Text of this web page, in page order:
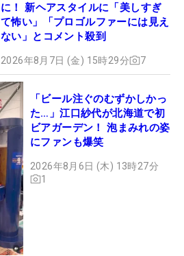
に！ 新ヘアスタイルに「美しすぎ
て怖い」「プロゴルファーには見え
ない」とコメント殺到
2026年8月7日 (金) 15時29分 7
「ビール注ぐのむずかしかっ
た…」江口紗代が北海道で初
ビアガーデン！ 泡まみれの姿
にファンも爆笑
2026年8月6日 (木) 13時27分
1